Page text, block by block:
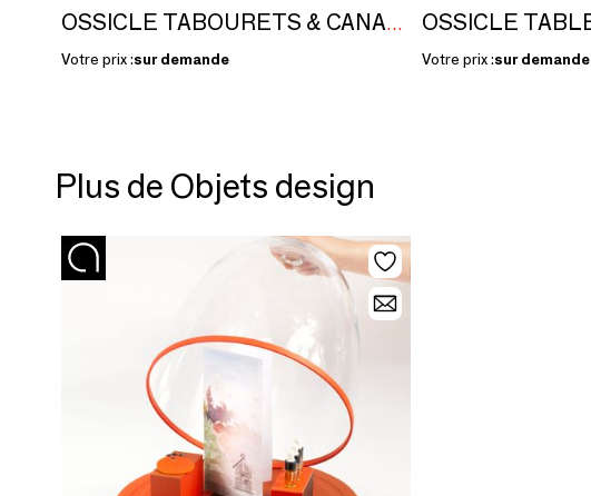
OSSICLE TABOURETS & CANAPÉS EN CUIR
Votre prix :sur demande Votre prix :sur demande
Plus de Objets design